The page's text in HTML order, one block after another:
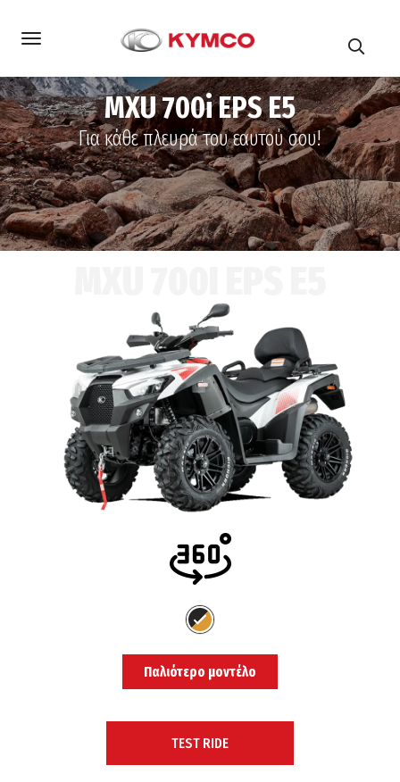
MXU 700i EPS E5
Για κάθε πλευρά του εαυτού σου!
Παλιότερο μοντέλο
TEST RIDE